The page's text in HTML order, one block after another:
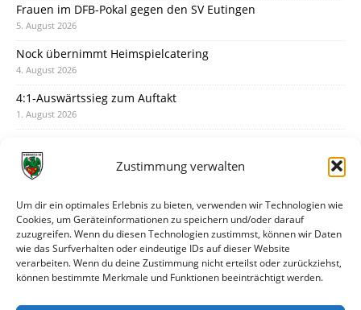
Zustimmung verwalten
Um dir ein optimales Erlebnis zu bieten, verwenden wir Technologien wie
Cookies, um Geräteinformationen zu speichern und/oder darauf
zuzugreifen. Wenn du diesen Technologien zustimmst, können wir Daten
wie das Surfverhalten oder eindeutige IDs auf dieser Website
verarbeiten. Wenn du deine Zustimmung nicht erteilst oder zurückziehst,
können bestimmte Merkmale und Funktionen beeinträchtigt werden.
Frauen im DFB-Pokal gegen den SV Eutingen
5. August 2026
Nock übernimmt Heimspielcatering
4. August 2026
4:1-Auswärtssieg zum Auftakt
1. August 2026
31. Juli 2026
30. Juli 2026
Deine Spielminute: 89+1
28. Juli 2026
Neuer Rückensponsor